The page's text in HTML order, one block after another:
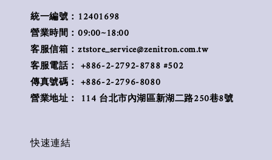
統一編號：12401698
營業時間：09:00~18:00
客服信箱：ztstore_service@zenitron.com.tw
客服電話： +886-2-2792-8788 #502
傳真號碼： +886-2-2796-8080
營業地址： 114 台北市內湖區新湖二路250巷8號
快速連結